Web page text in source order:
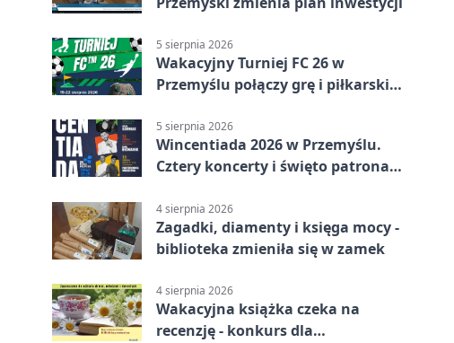
5 sierpnia 2026
Wakacyjny Turniej FC 26 w
Przemyślu połączy grę i piłkarski
5 sierpnia 2026
Wincentiada 2026 w Przemyślu.
Cztery koncerty i święto patrona
4 sierpnia 2026
Zagadki, diamenty i księga mocy -
biblioteka zmieniła się w zamek
4 sierpnia 2026
Wakacyjna książka czeka na
recenzję - konkurs dla